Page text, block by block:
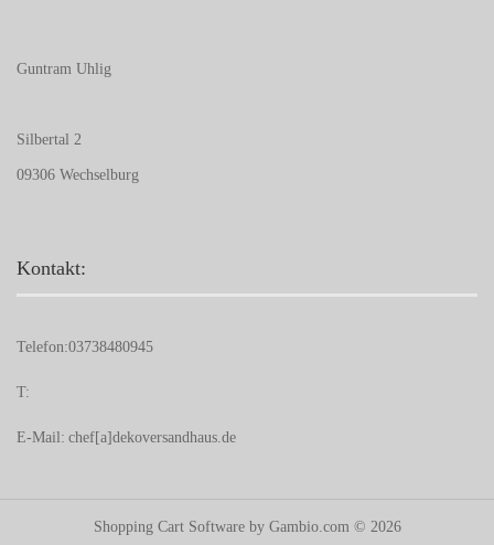
Guntram Uhlig
Silbertal 2
09306 Wechselburg
Kontakt:
Telefon:03738480945
T:
E-Mail: chef[a]dekoversandhaus.de
Shopping Cart Softwareby Gambio.com © 2026